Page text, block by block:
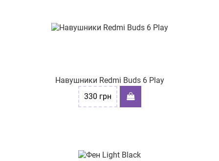
Навушники Redmi Buds 6 Play
330 грн